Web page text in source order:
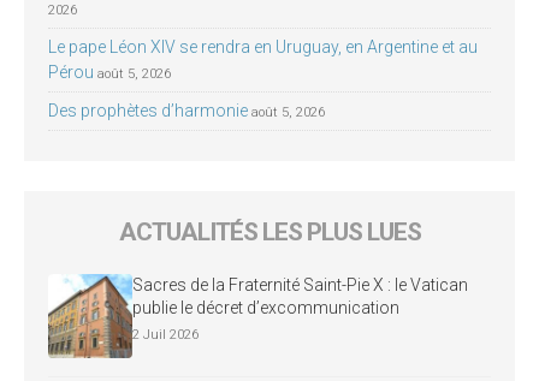
2026
Le pape Léon XIV se rendra en Uruguay, en Argentine et au
Pérou août 5, 2026
Des prophètes d’harmonie août 5, 2026
ACTUALITÉS LES PLUS LUES
Sacres de la Fraternité Saint-Pie X : le Vatican
publie le décret d’excommunication
2 Juil 2026